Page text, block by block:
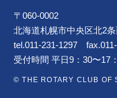
〒060-0002
北海道札幌市中央区北2
tel.011-231-1297
受付時間 平日9：30〜17
© THE ROTARY CLUB OF